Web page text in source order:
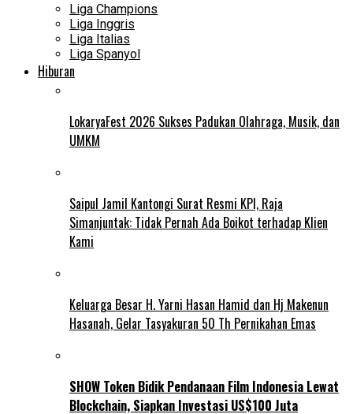
Liga Champions
Liga Inggris
Liga Italias
Liga Spanyol
Hiburan
LokaryaFest 2026 Sukses Padukan Olahraga, Musik, dan
UMKM
Saipul Jamil Kantongi Surat Resmi KPI, Raja
Simanjuntak: Tidak Pernah Ada Boikot terhadap Klien
Kami
Keluarga Besar H. Yarni Hasan Hamid dan Hj Makenun
Hasanah, Gelar Tasyakuran 50 Th Pernikahan Emas
SHOW Token Bidik Pendanaan Film Indonesia Lewat
Blockchain, Siapkan Investasi US$100 Juta